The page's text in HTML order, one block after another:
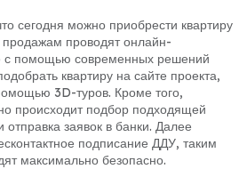
сегодня можно приобрести квартиру
проводят онлайн-
с помощью современных решений
квартиру на сайте проекта,
3D-туров. Кроме того,
происходит подбор подходящей
заявок в банки. Далее
подписание ДДУ, таким
максимально безопасно.